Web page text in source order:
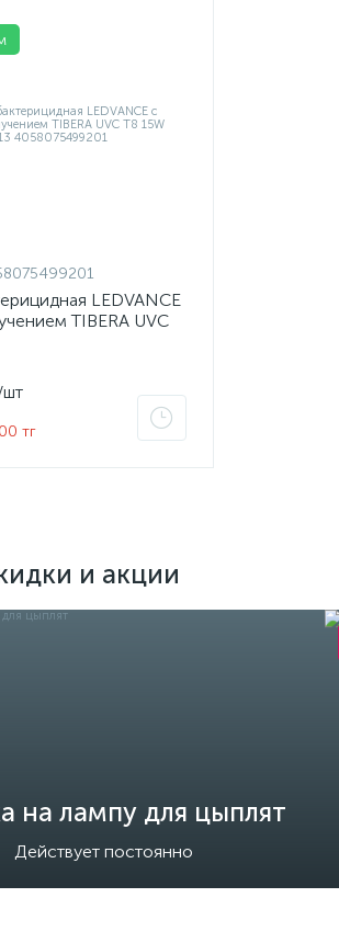
LEDVANCE
TIBERA UVC
тг
и акции
на лампу для цыплят
Действует постоянно